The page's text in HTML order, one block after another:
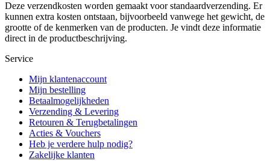
Deze verzendkosten worden gemaakt voor standaardverzending. Er
kunnen extra kosten ontstaan, bijvoorbeeld vanwege het gewicht, de
grootte of de kenmerken van de producten. Je vindt deze informatie
direct in de productbeschrijving.
Service
Mijn klantenaccount
Mijn bestelling
Betaalmogelijkheden
Verzending & Levering
Retouren & Terugbetalingen
Acties & Vouchers
Heb je verdere hulp nodig?
Zakelijke klanten